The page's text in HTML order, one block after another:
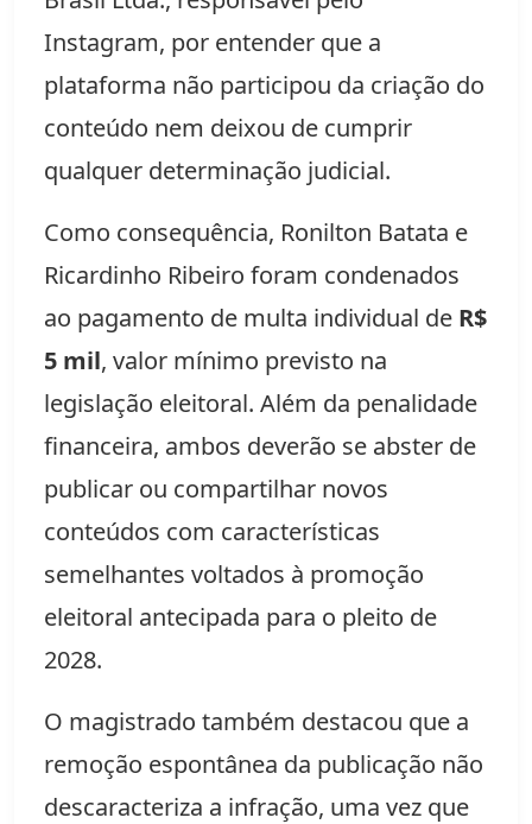
Instagram, por entender que a
plataforma não participou da criação do
conteúdo nem deixou de cumprir
qualquer determinação judicial.
Como consequência, Ronilton Batata e
Ricardinho Ribeiro foram condenados
ao pagamento de multa individual de R$
5 mil, valor mínimo previsto na
legislação eleitoral. Além da penalidade
financeira, ambos deverão se abster de
publicar ou compartilhar novos
conteúdos com características
semelhantes voltados à promoção
eleitoral antecipada para o pleito de
2028.
O magistrado também destacou que a
remoção espontânea da publicação não
descaracteriza a infração, uma vez que